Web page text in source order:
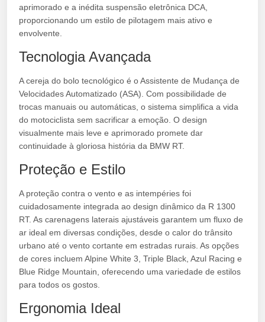
aprimorado e a inédita suspensão eletrônica DCA,
proporcionando um estilo de pilotagem mais ativo e
envolvente.
Tecnologia Avançada
A cereja do bolo tecnológico é o Assistente de Mudança de
Velocidades Automatizado (ASA). Com possibilidade de
trocas manuais ou automáticas, o sistema simplifica a vida
do motociclista sem sacrificar a emoção. O design
visualmente mais leve e aprimorado promete dar
continuidade à gloriosa história da BMW RT.
Proteção e Estilo
A proteção contra o vento e as intempéries foi
cuidadosamente integrada ao design dinâmico da R 1300
RT. As carenagens laterais ajustáveis garantem um fluxo de
ar ideal em diversas condições, desde o calor do trânsito
urbano até o vento cortante em estradas rurais. As opções
de cores incluem Alpine White 3, Triple Black, Azul Racing e
Blue Ridge Mountain, oferecendo uma variedade de estilos
para todos os gostos.
Ergonomia Ideal